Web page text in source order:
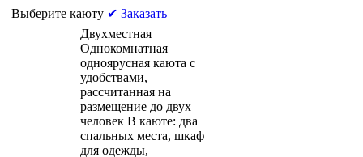
Выберите каюту ✔ Заказать
Двухместная
Однокомнатная
одноярусная каюта c
удобствами,
рассчитанная на
размещение до двух
человек В каюте: два
спальных места, шкаф
для одежды,